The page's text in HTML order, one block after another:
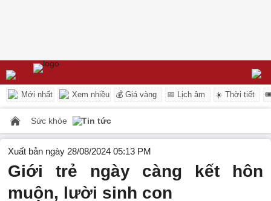
Mới nhất Xem nhiều 💰 Giá vàng 📅 Lịch âm ☀️ Thời tiết
Sức khỏe Tin tức
Xuất bản ngày 28/08/2024 05:13 PM
Giới trẻ ngày càng kết hôn
muộn, lười sinh con